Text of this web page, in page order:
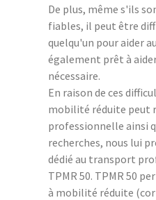
De plus, même s'ils
fiables, il peut être
quelqu'un pour aider
également prêt à
nécessaire.
En raison de ces
mobilité réduite peut
professionnelle ainsi
recherches, nous lui
dédié au transport
TPMR 50. TPMR 50
à mobilité réduite